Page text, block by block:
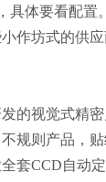
具体要看配置
作坊式的供
的视觉式精
规则产品，
套CCD自动